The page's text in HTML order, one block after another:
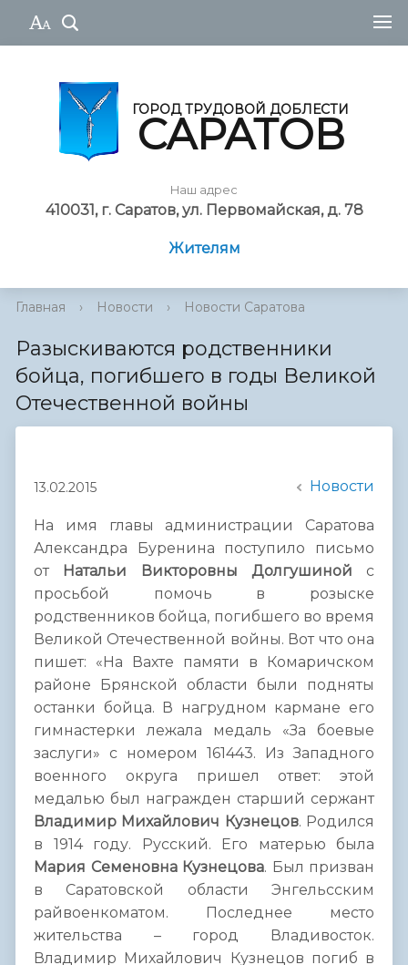
ГОРОД ТРУДОВОЙ ДОБЛЕСТИ
САРАТОВ
Наш адрес
410031, г. Саратов, ул. Первомайская, д. 78
Жителям
Главная › Новости › Новости Саратова
Разыскиваются родственники
бойца, погибшего в годы Великой
Отечественной войны
13.02.2015 Новости
На имя главы администрации Саратова
Александра Буренина поступило письмо
от Натальи Викторовны Долгушиной с
просьбой помочь в розыске
родственников бойца, погибшего во время
Великой Отечественной войны. Вот что она
пишет: «На Вахте памяти в Комаричском
районе Брянской области были подняты
останки бойца. В нагрудном кармане его
гимнастерки лежала медаль «За боевые
заслуги» с номером 161443. Из Западного
военного округа пришел ответ: этой
медалью был награжден старший сержант
Владимир Михайлович Кузнецов. Родился
в 1914 году. Русский. Его матерью была
Мария Семеновна Кузнецова. Был призван
в Саратовской области Энгельсским
райвоенкоматом. Последнее место
жительства – город Владивосток.
Владимир Михайлович Кузнецов погиб в